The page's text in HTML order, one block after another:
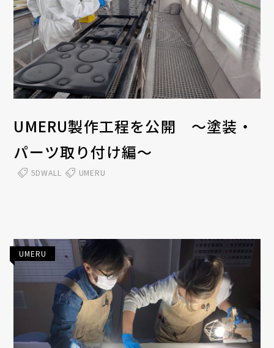
UMERU製作工程を公開 ～塗装・
パーツ取り付け編～
5DWALL UMERU
UMERU